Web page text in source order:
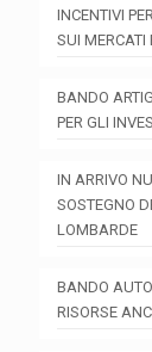
INCENTIVI
SUI MERCATI
BANDO
PER GLI
IN ARRIVO
SOSTEGNO
LOMBARDE
BANDO
RISORSE